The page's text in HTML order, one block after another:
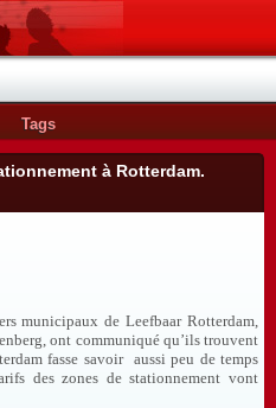
Tags
à Rotterdam.
municipaux de Leefbaar Rotterdam,
ont communiqué qu’ils trouvent
fasse savoir aussi peu de temps
des zones de stationnement vont